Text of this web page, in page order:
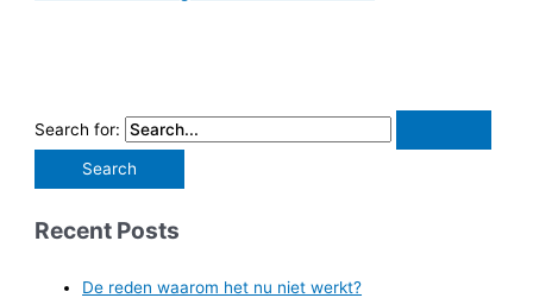
Search for:
Recent Posts
De reden waarom het nu niet werkt?